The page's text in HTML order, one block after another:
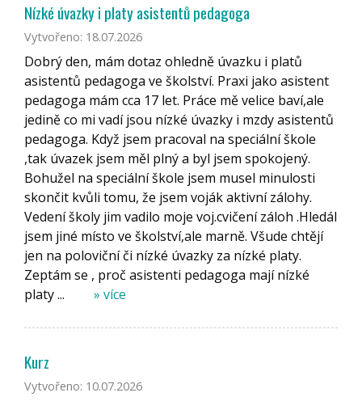
Nízké úvazky i platy asistentů pedagoga
Vytvořeno: 18.07.2026
Dobrý den, mám dotaz ohledně úvazku i platů
asistentů pedagoga ve školství. Praxi jako asistent
pedagoga mám cca 17 let. Práce mě velice baví,ale
jedině co mi vadí jsou nízké úvazky i mzdy asistentů
pedagoga. Když jsem pracoval na speciální škole
,tak úvazek jsem měl plný a byl jsem spokojený.
Bohužel na speciální škole jsem musel minulosti
skončit kvůli tomu, že jsem voják aktivní zálohy.
Vedení školy jim vadilo moje voj.cvičení záloh .Hledál
jsem jiné místo ve školství,ale marně. Všude chtějí
jen na poloviční či nízké úvazky za nízké platy.
Zeptám se , proč asistenti pedagoga mají nízké
platy ...
» více
Kurz
Vytvořeno: 10.07.2026